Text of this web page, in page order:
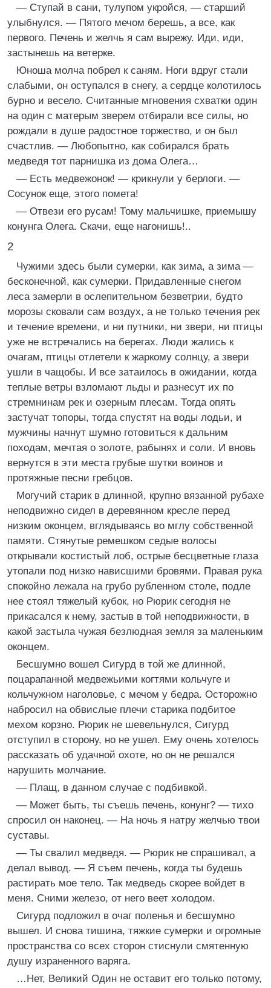
— Ступай в сани, тулупом укройся, — старший
улыбнулся. — Пятого мечом берешь, а все, как
первого. Печень и желчь я сам вырежу. Иди, иди,
застынешь на ветерке.
Юноша молча побрел к саням. Ноги вдруг стали
слабыми, он оступался в снегу, а сердце колотилось
бурно и весело. Считанные мгновения схватки один
на один с матерым зверем отбирали все силы, но
рождали в душе радостное торжество, и он был
счастлив. — Любопытно, как собирался брать
медведя тот парнишка из дома Олега…
— Есть медвежонок! — крикнули у берлоги. —
Сосунок еще, этого помета!
— Отвези его русам! Тому мальчишке, приемышу
конунга Олега. Скачи, еще нагонишь!..
2
Чужими здесь были сумерки, как зима, а зима —
бесконечной, как сумерки. Придавленные снегом
леса замерли в ослепительном безветрии, будто
морозы сковали сам воздух, а не только течения рек
и течение времени, и ни путники, ни звери, ни птицы
уже не встречались на берегах. Люди жались к
очагам, птицы отлетели к жаркому солнцу, а звери
ушли в чащобы. И все затаилось в ожидании, когда
теплые ветры взломают льды и разнесут их по
стремнинам рек и озерным плесам. Тогда опять
застучат топоры, тогда спустят на воды лодьи, и
мужчины начнут шумно готовиться к дальним
походам, мечтая о золоте, рабынях и соли. И вновь
вернутся в эти места грубые шутки воинов и
протяжные песни гребцов.
Могучий старик в длинной, крупно вязанной рубахе
неподвижно сидел в деревянном кресле перед
низким оконцем, вглядываясь во мглу собственной
памяти. Стянутые ремешком седые волосы
открывали костистый лоб, острые бесцветные глаза
утопали под низко нависшими бровями. Правая рука
спокойно лежала на грубо рубленном столе, подле
нее стоял тяжелый кубок, но Рюрик сегодня не
прикасался к нему, застыв в той неподвижности, в
какой застыла чужая безлюдная земля за маленьким
оконцем.
Бесшумно вошел Сигурд в той же длинной,
поцарапанной медвежьими когтями кольчуге и
кольчужном наголовье, с мечом у бедра. Осторожно
набросил на обвислые плечи старика подбитое
мехом корзно. Рюрик не шевельнулся, Сигурд
отступил в сторону, но не ушел. Ему очень хотелось
рассказать об удачной охоте, но он не решался
нарушить молчание.
— Плащ, в данном случае с подбивкой.
— Может быть, ты съешь печень, конунг? — тихо
спросил он наконец. — На ночь я натру желчью твои
суставы.
— Ты свалил медведя. — Рюрик не спрашивал, а
делал вывод. — Я съем печень, когда ты будешь
растирать мое тело. Так медведь скорее войдет в
меня. Сними железо, от него веет холодом.
Сигурд подложил в очаг поленья и бесшумно
вышел. И снова тишина, тяжкие сумерки и огромные
пространства со всех сторон стиснули смятенную
душу израненного варяга.
…Нет, Великий Один не оставит его только потому,